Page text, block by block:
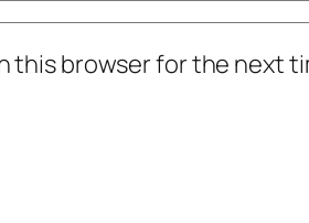
this browser for the next